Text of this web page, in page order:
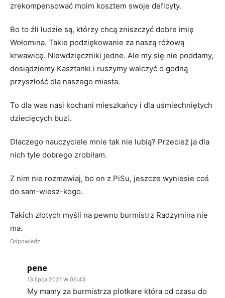
zrekompensować moim kosztem swoje deficyty.
Bo to źli ludzie są, którzy chcą zniszczyć dobre imię
Wołomina. Takie podziękowanie za naszą różową
krwawicę. Niewdzięczniki jedne. Ale my się nie poddamy,
dosiądziemy Kasztanki i ruszymy walczyć o godną
przyszłość dla naszego miasta.
To dla was nasi kochani mieszkańcy i dla uśmiechniętych
dziecięcych buzi.
Dlaczego nauczyciele mnie tak nie lubią? Przecież ja dla
nich tyle dobrego zrobiłam.
Z nim nie rozmawiaj, bo on z PiSu, jeszcze wyniesie coś
do sam-wiesz-kogo.
Takich złotych myśli na pewno burmistrz Radzymina nie
ma.
Odpowiedz
pene
13 lipca 2021 W 06:43
My mamy za burmistrza plotkare która od czasu do